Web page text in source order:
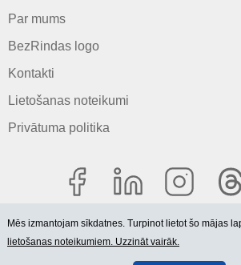
Par mums
BezRindas logo
Kontakti
Lietošanas noteikumi
Privātuma politika
© 2006-2026 SIA
Mēs izmantojam sīkdatnes. Turpinot lietot šo mājas
lietošanas noteikumiem. Uzzināt vairāk.